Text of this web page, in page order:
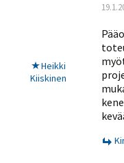
Heikki
Kiiskinen